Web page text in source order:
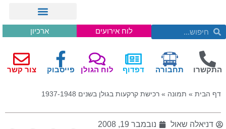
לוח אירועים ארכיון
התקשרו תחבורה דפדוף לוח הגולן פייסבוק צור קשר
דף הבית » תמונה » רכישת קרקעות בגולן בשנים 1937-1948
דניאלה שאול נובמבר 19, 2008